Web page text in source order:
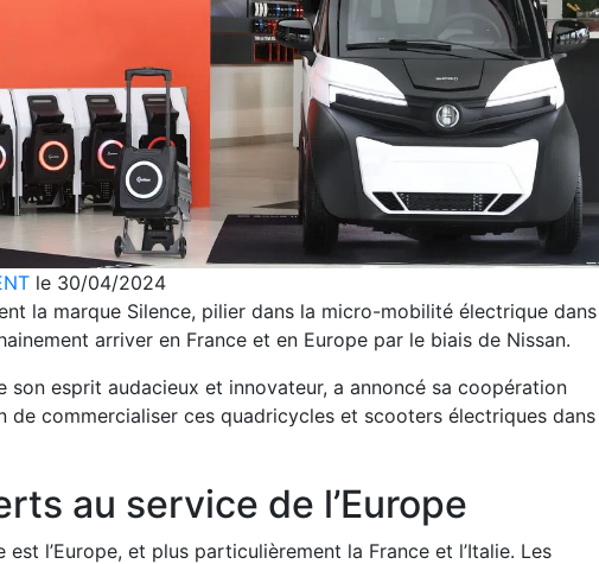
le 30/04/2024
la marque Silence, pilier dans la micro-mobilité électrique dans
arriver en France et en Europe par le biais de Nissan.
son esprit audacieux et innovateur, a annoncé sa coopération
de commercialiser ces quadricycles et scooters électriques dans
au service de l’Europe
est l’Europe, et plus particulièrement la France et l’Italie. Les